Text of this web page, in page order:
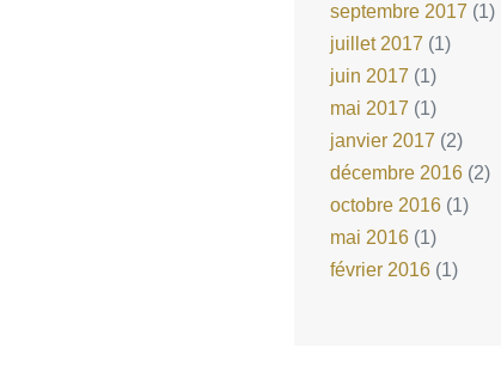
septembre 2017 (1)
juillet 2017 (1)
juin 2017 (1)
mai 2017 (1)
janvier 2017 (2)
décembre 2016(2)
octobre 2016(1)
mai 2016(1)
février 2016(1)